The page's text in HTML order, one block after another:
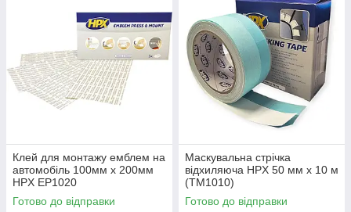
Клей для монтажу емблем на
автомобіль 100мм x 200мм
HPX EP1020
Готово до відправки
Маскувальна стрічка
відхиляюча HPX 50 мм x 10 м
(TM1010)
Готово до відправки